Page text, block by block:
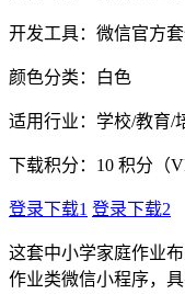
开发工具：微信官方
颜色分类：白色
适用行业：学校/教育/
下载积分： 10 积分（
登录下载1 登录下载2
这套中小学家庭作业
作业类微信小程序，